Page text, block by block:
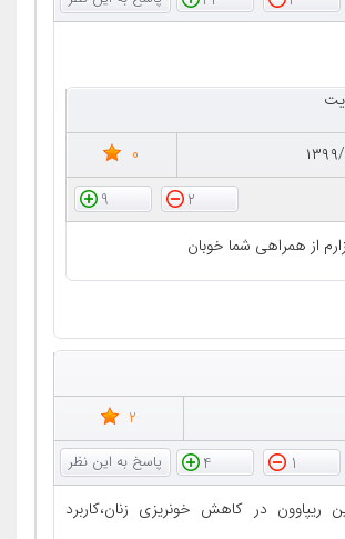
۰۱
0
2
9
از همراهی شما خوبان
2
1
4
ریپاوون در کاهش خونریزی زنان،کاربرد